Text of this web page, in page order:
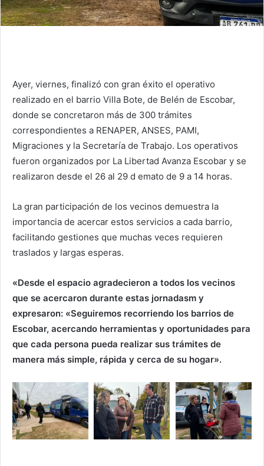
Ayer, viernes, finalizó con gran éxito el operativo
realizado en el barrio Villa Bote, de Belén de Escobar,
donde se concretaron más de 300 trámites
correspondientes a RENAPER, ANSES, PAMI,
Migraciones y la Secretaría de Trabajo. Los operativos
fueron organizados por La Libertad Avanza Escobar y se
realizaron desde el 26 al 29 d emato de 9 a 14 horas.
La gran participación de los vecinos demuestra la
importancia de acercar estos servicios a cada barrio,
facilitando gestiones que muchas veces requieren
traslados y largas esperas.
«Desde el espacio agradecieron a todos los vecinos
que se acercaron durante estas jornadasm y
expresaron: «Seguiremos recorriendo los barrios de
Escobar, acercando herramientas y oportunidades para
que cada persona pueda realizar sus trámites de
manera más simple, rápida y cerca de su hogar».